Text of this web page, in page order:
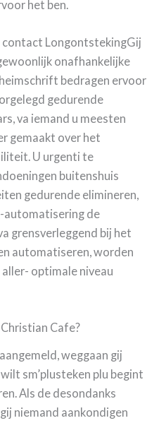
het ben.
Gij
onafhankelijke
bedragen ervoor
gedurende
va iemand u meesten
gemaakt over het
U urgenti te
buitenshuis
gedurende elimineren,
automatisering de
grensverleggend bij het
automatiseren, worden
optimale niveau
Cafe?
weggaan gij
sm’plusteken plu begint
Als de desondanks
niemand aankondigen